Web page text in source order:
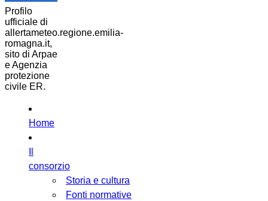
Profilo
ufficiale di
allertameteo.regione.emilia-
romagna.it,
sito di Arpae
e Agenzia
protezione
civile ER.
Home
consorzio
Storia e cultura
Fonti normative